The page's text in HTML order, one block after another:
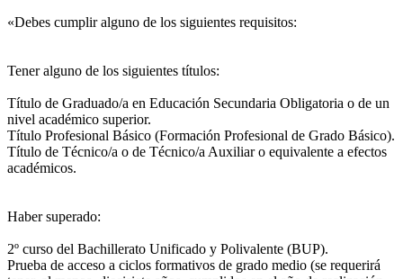
«Debes cumplir alguno de los siguientes requisitos:
Tener alguno de los siguientes títulos:
Título de Graduado/a en Educación Secundaria Obligatoria o de un
nivel académico superior.
Título Profesional Básico (Formación Profesional de Grado Básico).
Título de Técnico/a o de Técnico/a Auxiliar o equivalente a efectos
académicos.
Haber superado:
2º curso del Bachillerato Unificado y Polivalente (BUP).
Prueba de acceso a ciclos formativos de grado medio (se requerirá